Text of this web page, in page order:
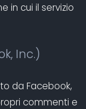
in cui il servizio
Inc.)
da Facebook,
commenti e